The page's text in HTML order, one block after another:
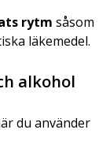
rytm såsom
läkemedel.
alkohol
du använder